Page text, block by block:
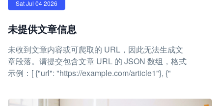
Sat Jul 04 2026
未提供文章信息
未收到文章内容或可爬取的 URL，因此无法生成文
章段落。请提交包含文章 URL 的 JSON 数组，格式
示例：[ {"url": "https://example.com/article1"}, {"